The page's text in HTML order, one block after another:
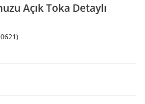
Açık Toka Detaylı